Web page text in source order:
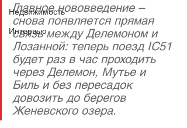
Недвижимость
Интервью
Главное нововведение –
снова появляется прямая
связь между Делемоном и
Лозанной: теперь поезд IC51
будет раз в час проходить
через Делемон, Мутье и
Биль и без пересадок
довозить до берегов
Женевского озера.